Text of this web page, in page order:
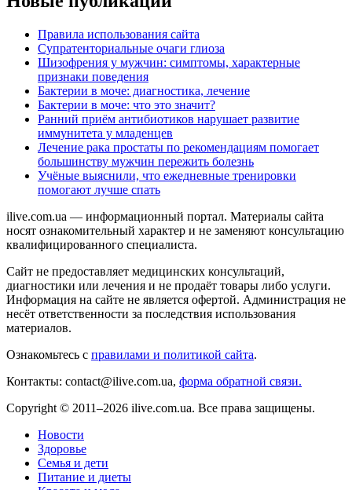
Правила использования сайта
Супратенториальные очаги глиоза
Шизофрения у мужчин: симптомы, характерные
признаки поведения
Бактерии в моче: диагностика, лечение
Бактерии в моче: что это значит?
Ранний приём антибиотиков нарушает развитие
иммунитета у младенцев
Лечение рака простаты по рекомендациям помогает
большинству мужчин пережить болезнь
Учёные выяснили, что ежедневные тренировки
помогают лучше спать
ilive.com.ua — информационный портал. Материалы сайта
носят ознакомительный характер и не заменяют консультацию
квалифицированного специалиста.
Сайт не предоставляет медицинских консультаций,
диагностики или лечения и не продаёт товары либо услуги.
Информация на сайте не является офертой. Администрация не
несёт ответственности за последствия использования
материалов.
Ознакомьтесь с правилами и политикой сайта.
Контакты: contact@ilive.com.ua, форма обратной связи.
Copyright © 2011–2026 ilive.com.ua. Все права защищены.
Новости
Здоровье
Семья и дети
Питание и диеты